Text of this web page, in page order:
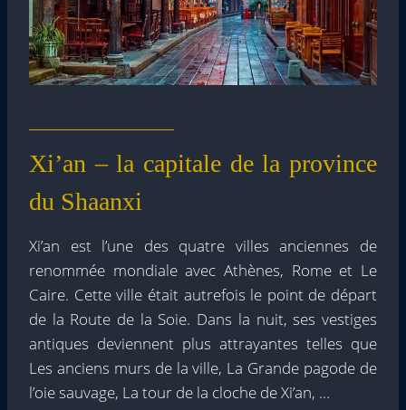
Xi’an – la capitale de la province
du Shaanxi
Xi’an est l’une des quatre villes anciennes de
renommée mondiale avec Athènes, Rome et Le
Caire. Cette ville était autrefois le point de départ
de la Route de la Soie. Dans la nuit, ses vestiges
antiques deviennent plus attrayantes telles que
Les anciens murs de la ville, La Grande pagode de
l’oie sauvage, La tour de la cloche de Xi’an, …